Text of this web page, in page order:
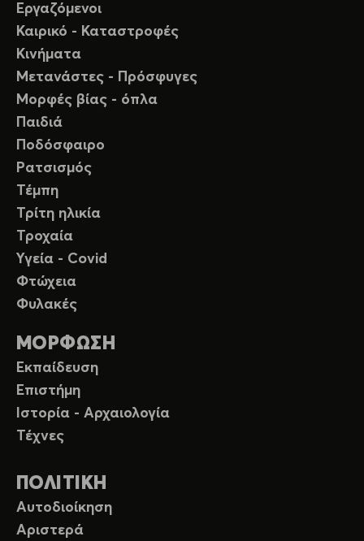
Εργαζόμενοι
Καιρικό - Καταστροφές
Κινήματα
Μετανάστες - Πρόσφυγες
Μορφές βίας - όπλα
Παιδιά
Ποδόσφαιρο
Ρατσισμός
Τέμπη
Τρίτη ηλικία
Τροχαία
Υγεία - Covid
Φτώχεια
Φυλακές
ΜΟΡΦΩΣΗ
Εκπαίδευση
Επιστήμη
Ιστορία - Αρχαιολογία
Τέχνες
ΠΟΛΙΤΙΚΗ
Αυτοδιοίκηση
Αριστερά